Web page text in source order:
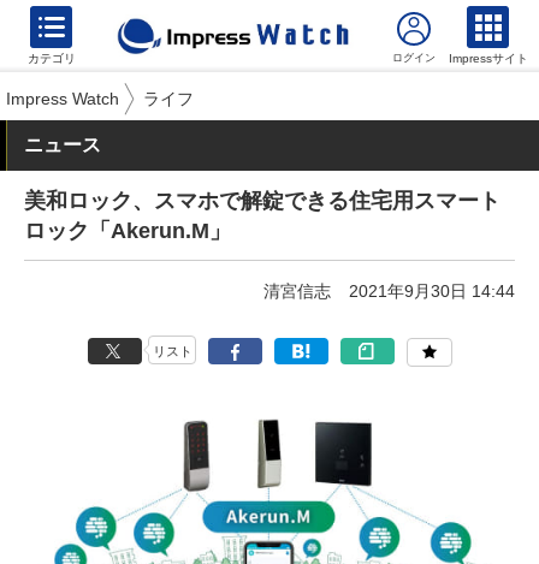
カテゴリ Impressサイト
Impress Watch ライフ
ニュース
美和ロック、スマホで解錠できる住宅用スマート
ロック「Akerun.M」
清宮信志 2021年9月30日 14:44
リスト